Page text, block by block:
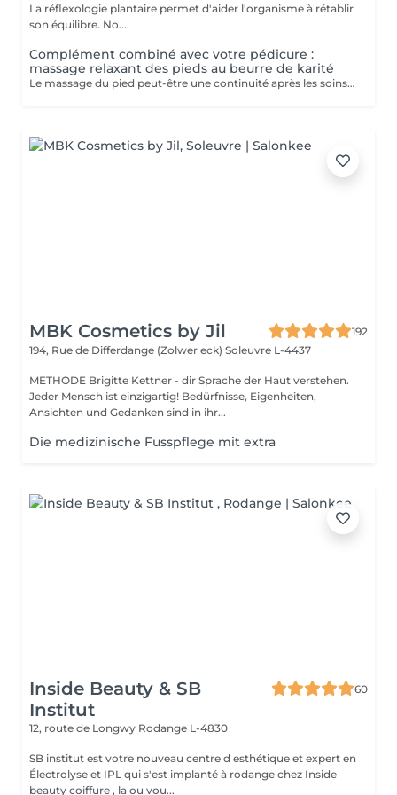
La réflexologie plantaire permet d'aider l'organisme à rétablir
son équilibre. No...
Complément combiné avec votre pédicure :
massage relaxant des pieds au beurre de karité
Le massage du pied peut-être une continuité après les soins de pédicure: - Apporte une détente - Evacue tout stress - Stimule la circulation sanguine
MBK Cosmetics by Jil
192
194, Rue de Differdange (Zolwer eck) Soleuvre L-4437
METHODE Brigitte Kettner - dir Sprache der Haut verstehen.
Jeder Mensch ist einzigartig! Bedürfnisse, Eigenheiten,
Ansichten und Gedanken sind in ihr...
Die medizinische Fusspflege mit extra
Inside Beauty & SB
Institut
60
12, route de Longwy Rodange L-4830
SB institut est votre nouveau centre d esthétique et expert en
Électrolyse et IPL qui s'est implanté à rodange chez Inside
beauty coiffure , la ou vou...